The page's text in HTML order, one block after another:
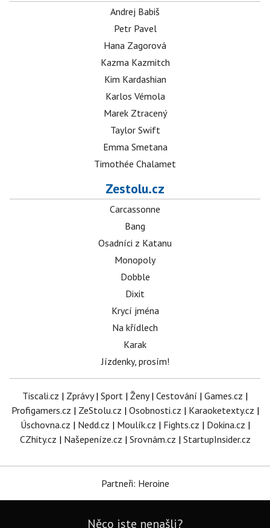
Andrej Babiš
Petr Pavel
Hana Zagorová
Kazma Kazmitch
Kim Kardashian
Karlos Vémola
Marek Ztracený
Taylor Swift
Emma Smetana
Timothée Chalamet
Zestolu.cz
Carcassonne
Bang
Osadníci z Katanu
Monopoly
Dobble
Dixit
Krycí jména
Na křídlech
Karak
Jízdenky, prosím!
Tiscali.cz | Zprávy| Sport | Ženy| Cestování | Games.cz |
Profigamers.cz | ZeStolu.cz | Osobnosti.cz | Karaoketexty.cz |
Úschovna.cz | Nedd.cz | Moulík.cz | Fights.cz | Dokina.cz |
CZhity.cz | Našepeníze.cz | Srovnám.cz | StartupInsider.cz
Partneři: Heroine
Něco jste nenašli?